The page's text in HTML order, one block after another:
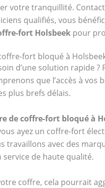
votre tranquillité.
qualifiés, vous
fort Holsbeek pour
fort bloqué à
d’une solution rapide ?
que l’accès à
plus brefs délais.
de coffre-fort bloqué à
ayez un coffre-fort
travaillons avec des
de haute qualité.
coffre, cela pourrait